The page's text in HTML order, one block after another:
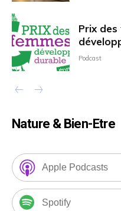
Prix
Podcast
Nature & Bien-Etre
Apple Podcasts
Spotify